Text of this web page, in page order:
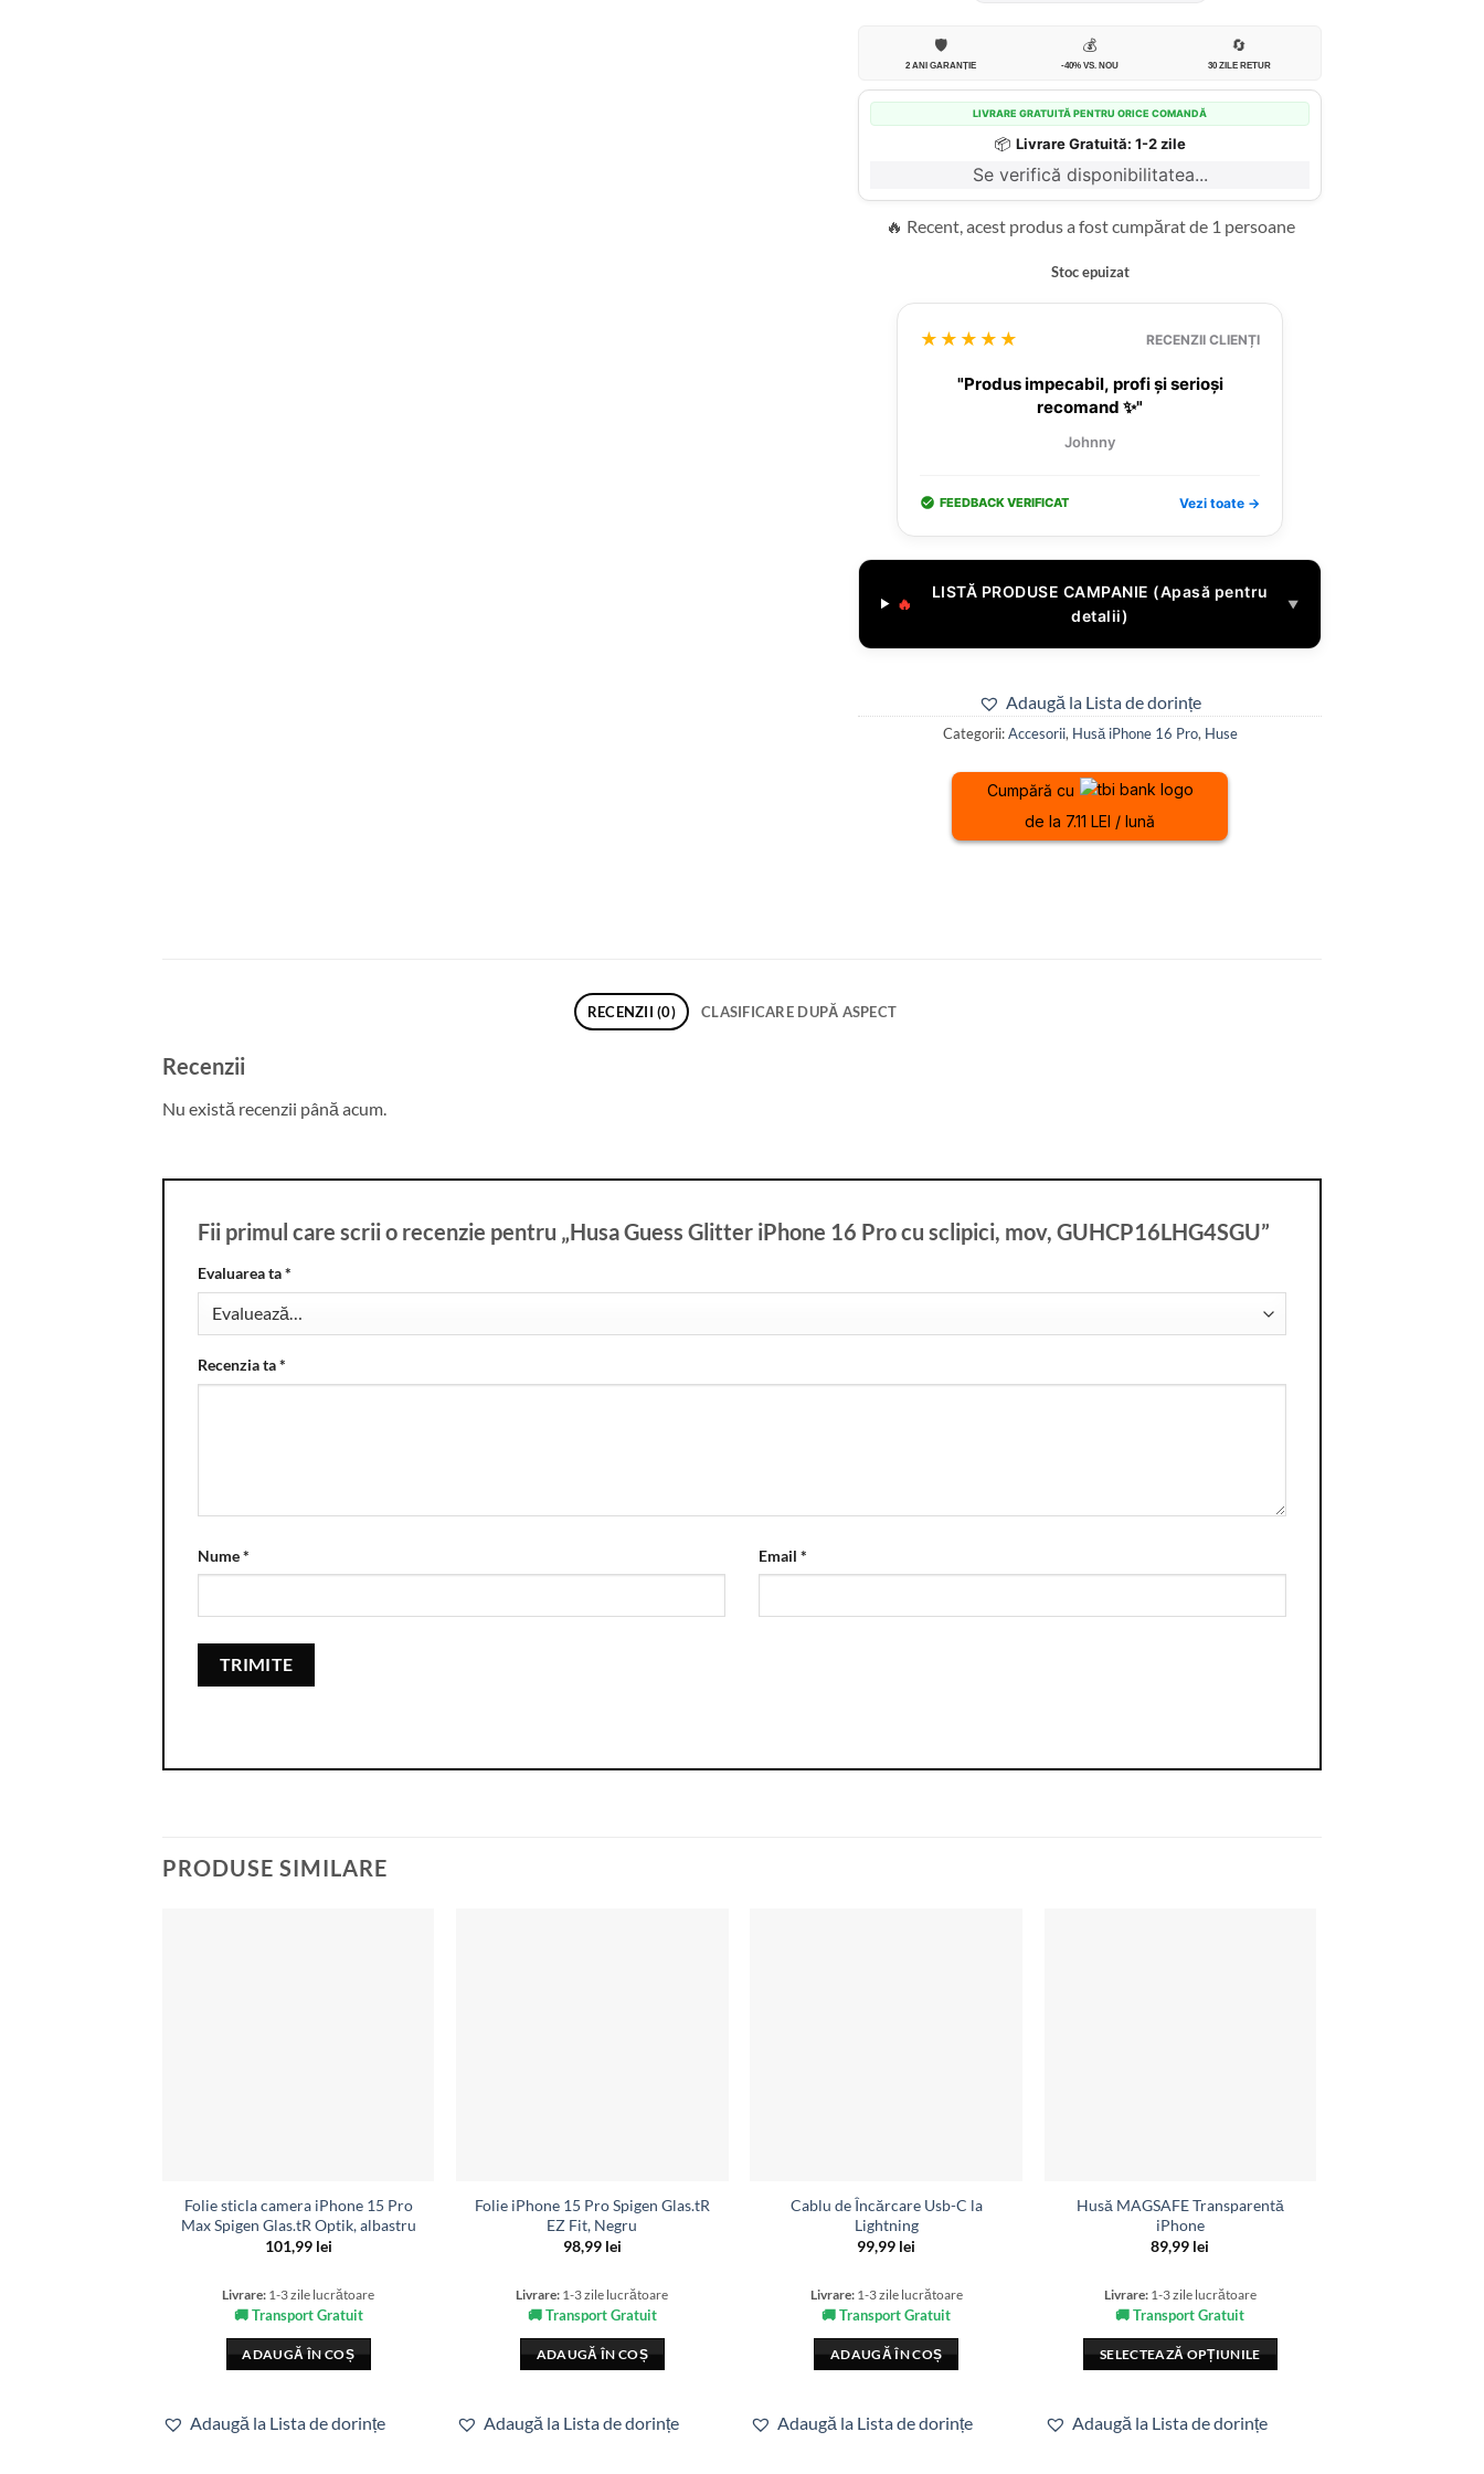
🛡️
2 ANI GARANȚIE
💰
-40% VS. NOU
🔄
30 ZILE RETUR
LIVRARE GRATUITĂ PENTRU ORICE COMANDĂ
📦 Livrare Gratuită: 1-2 zile
Se verifică disponibilitatea...
🔥 Recent, acest produs a fost cumpărat de 1 persoane
Stoc epuizat
★★★★★ RECENZII CLIENȚI
"Produs impecabil, profi și serioși
recomand ✨"
Johnny
FEEDBACK VERIFICAT Vezi toate →
🔥
LISTĂ PRODUSE CAMPANIE (Apasă pentru
detalii)
▼
Adaugă la Lista de dorințe
Categorii:Accesorii, Husă iPhone 16 Pro, Huse
Cumpără cu
de la 7.11 LEI / lună
RECENZII (0) CLASIFICARE DUPĂ ASPECT
Recenzii
Nu există recenzii până acum.
Fii primul care scrii o recenzie pentru „Husa Guess Glitter iPhone 16 Pro cu sclipici, mov, GUHCP16LHG4SGU”
Evaluarea ta*
Recenzia ta*
Nume* Email *
PRODUSE SIMILARE
Folie sticla camera iPhone 15 Pro
Max Spigen Glas.tR Optik, albastru
101,99 lei
Livrare: 1-3 zile lucrătoare
🚚 Transport Gratuit
ADAUGĂ ÎN COȘ
Adaugă la Lista de dorințe
Folie iPhone 15 Pro Spigen Glas.tR
EZ Fit, Negru
98,99 lei
Livrare: 1-3 zile lucrătoare
🚚 Transport Gratuit
ADAUGĂ ÎN COȘ
Adaugă la Lista de dorințe
Cablu de Încărcare Usb-C la
Lightning
99,99 lei
Livrare:1-3 zile lucrătoare
🚚 Transport Gratuit
ADAUGĂ ÎN COȘ
Adaugă la Lista de dorințe
Husă MAGSAFE Transparentă
iPhone
89,99 lei
Livrare:1-3 zile lucrătoare
🚚 Transport Gratuit
SELECTEAZĂ OPȚIUNILE
are
Adaugă la Lista de dorințe